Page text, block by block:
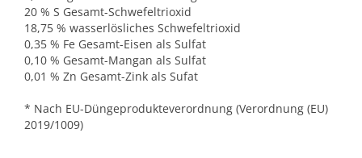
20 % S Gesamt-Schwefeltrioxid
18,75 % wasserlösliches Schwefeltrioxid
0,35 % Fe Gesamt-Eisen als Sulfat
0,10 % Gesamt-Mangan als Sulfat
0,01 % Zn Gesamt-Zink als Sufat
* Nach EU-Düngeprodukteverordnung (Verordnung (EU)
2019/1009)